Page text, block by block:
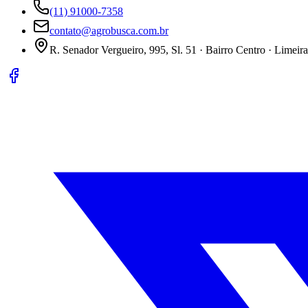
(11) 91000-7358
contato@agrobusca.com.br
R. Senador Vergueiro, 995, Sl. 51 · Bairro Centro ·